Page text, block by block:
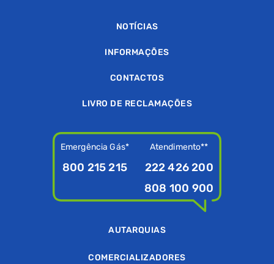
NOTÍCIAS
INFORMAÇÕES
CONTACTOS
LIVRO DE RECLAMAÇÕES
Emergência Gás*
800 215 215
Atendimento**
222 426 200
808 100 900
AUTARQUIAS
COMERCIALIZADORES